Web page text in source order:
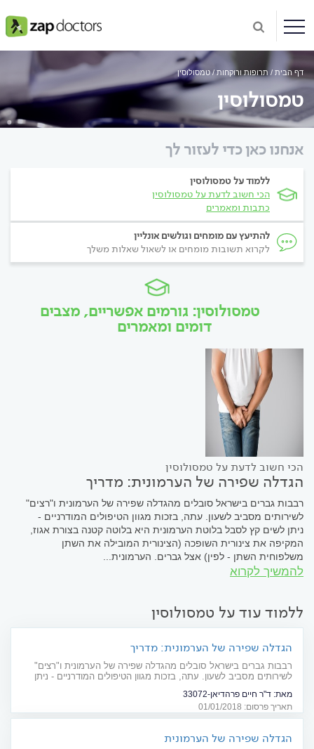
דף הבית תרופות ורוקחות טמסולוסין
טמסולוסין
אנחנו כאן כדי לעזור לך
ללמוד על טמסולוסין
הכי חשוב לדעת על טמסולוסין
כתבות ומאמרים
להתיעץ עם מומחים וגולשים אונליין
לקרוא תשובות מומחים או לשאול שאלות משלך
טמסולוסין: גורמים אפשריים, מצבים
דומים ומאמרים
הכי חשוב לדעת על טמסולוסין
הגדלה שפירה של הערמונית: מדריך
רבבות גברים בישראל סובלים מהגדלה שפירה של הערמונית ו"רצים"
לשירותים מסביב לשעון. עתה, בזכות מגוון הטיפולים המודרניים -
ניתן לשים קץ לסבל בלוטת הערמונית היא בלוטה קטנה בצורת אגוז,
המקיפה את צינורית השופכה (הצינורית המובילה את השתן
משלפוחית השתן - לפין) אצל גברים. הערמונית...
להמשיך לקרוא
ללמוד עוד על טמסולוסין
הגדלה שפירה של הערמונית: מדריך
רבבות גברים בישראל סובלים מהגדלה שפירה של הערמונית ו"רצים"
לשירותים מסביב לשעון. עתה, בזכות מגוון הטיפולים המודרניים - ניתן
מאת: ד"ר חיים פרהדיאן-33072
תאריך פרסום: 01/01/2018
הגדלה שפירה של הערמונית